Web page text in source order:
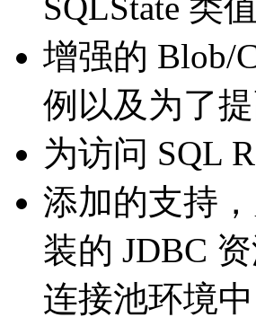
增强的 Blob/
例以及为了
为访问 SQL
添加的支持
装的 JDBC
连接池环境中